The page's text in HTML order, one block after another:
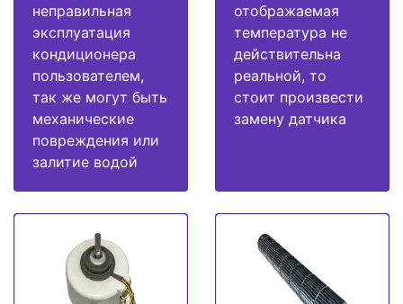
неправильная
эксплуатация
кондиционера
пользователем,
так же могут быть
механические
повреждения или
залитие водой
отображаемая
температура не
действительна
реальной, то
стоит произвести
замену датчика